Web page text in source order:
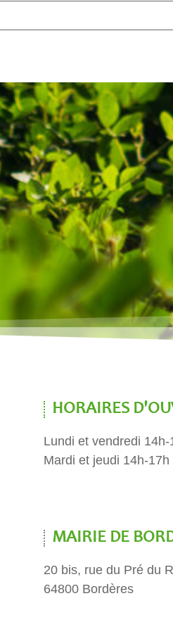
HORAIRES
Lundi et vendredi 14h-
Mardi et jeudi 14h-17h
MAIRIE DE
20 bis, rue du Pré du
64800 Bordères